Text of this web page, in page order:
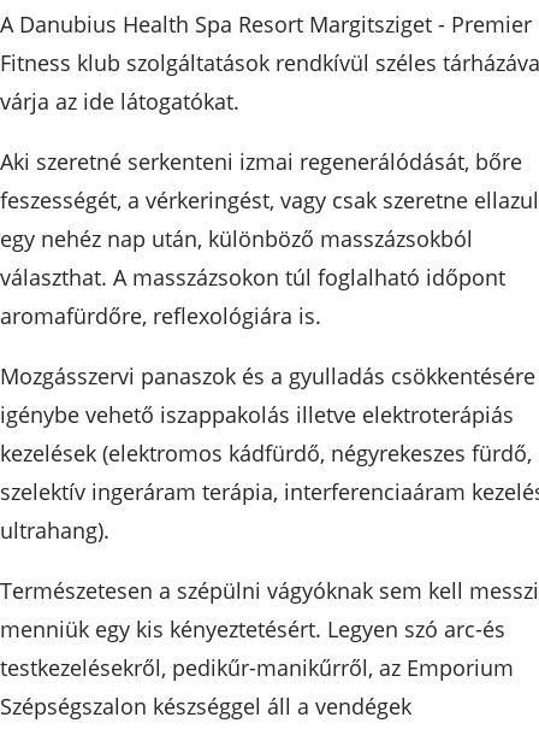
A Danubius Health Spa Resort Margitsziget - Premier
Fitness klub szolgáltatások rendkívül széles
várja az ide látogatókat.
Aki szeretné serkenteni izmai regenerálódását, bőre
feszességét, a vérkeringést, vagy csak szeretne
egy nehéz nap után, különböző masszázsokból
választhat. A masszázsokon túl foglalható időpont
aromafürdőre, reflexológiára is.
Mozgásszervi panaszok és a gyulladás csökkentésére
igénybe vehető iszappakolás illetve elektroterápiás
kezelések (elektromos kádfürdő, négyrekeszes fürdő,
szelektív ingeráram terápia, interferenciaáram
ultrahang).
Természetesen a szépülni vágyóknak sem kell
menniük egy kis kényeztetésért. Legyen szó arc-és
testkezelésekről, pedikűr-manikűrről, az Emporium
Szépségszalon készséggel áll a vendégek